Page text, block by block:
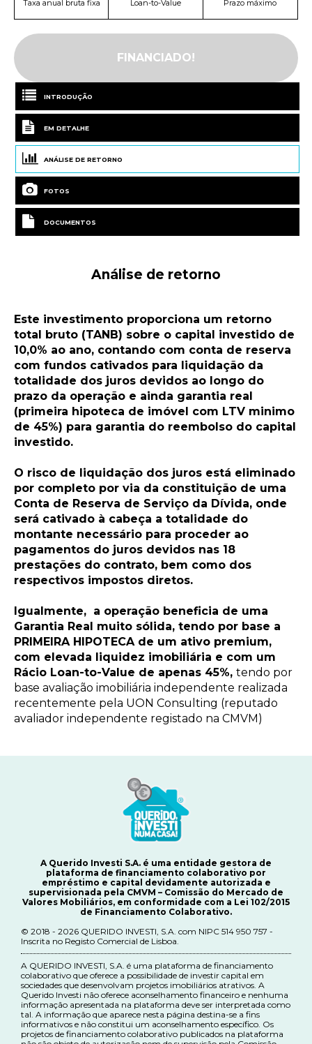
Taxa anual bruta fixa Loan-to-Value Prazo máximo
FINANCIADO!
INTRODUÇÃO
EM DETALHE
ANÁLISE DE RETORNO
FOTOS
DOCUMENTOS
Análise de retorno
Este investimento proporciona um retorno
total bruto (TANB) sobre o capital investido de
10,0% ao ano, contando com conta de reserva
com fundos cativados para liquidação da
totalidade dos juros devidos ao longo do
prazo da operação e ainda garantia real
(primeira hipoteca de imóvel com LTV minimo
de 45%) para garantia do reembolso do capital
investido.
O risco de liquidação dos juros está eliminado
por completo por via da constituição de uma
Conta de Reserva de Serviço da Dívida, onde
será cativado à cabeça a totalidade do
montante necessário para proceder ao
pagamentos do juros devidos nas 18
prestações do contrato, bem como dos
respectivos impostos diretos.
Igualmente, a operação beneficia de uma
Garantia Real muito sólida, tendo por base a
PRIMEIRA HIPOTECA de um ativo premium,
com elevada liquidez imobiliária e com um
Rácio Loan-to-Value de apenas 45%, tendo por
base avaliação imobiliária independente realizada
recentemente pela UON Consulting (reputado
avaliador independente registado na CMVM)
A Querido Investi S.A. é uma entidade gestora de
plataforma de financiamento colaborativo por
empréstimo e capital devidamente autorizada e
supervisionada pela CMVM – Comissão do Mercado de
Valores Mobiliários, em conformidade com a Lei 102/2015
de Financiamento Colaborativo.
© 2018 - 2026 QUERIDO INVESTI, S.A. com NIPC 514 950 757 -
Inscrita no Registo Comercial de Lisboa.
A QUERIDO INVESTI, S.A. é uma plataforma de financiamento
colaborativo que oferece a possibilidade de investir capital em
sociedades que desenvolvam projetos imobiliários atrativos. A
Querido Investi não oferece aconselhamento financeiro e nenhuma
informação apresentada na plataforma deve ser interpretada como
tal. A informação que aparece nesta página destina-se a fins
informativos e não constitui um aconselhamento específico. Os
projetos de financiamento colaborativo publicados na plataforma